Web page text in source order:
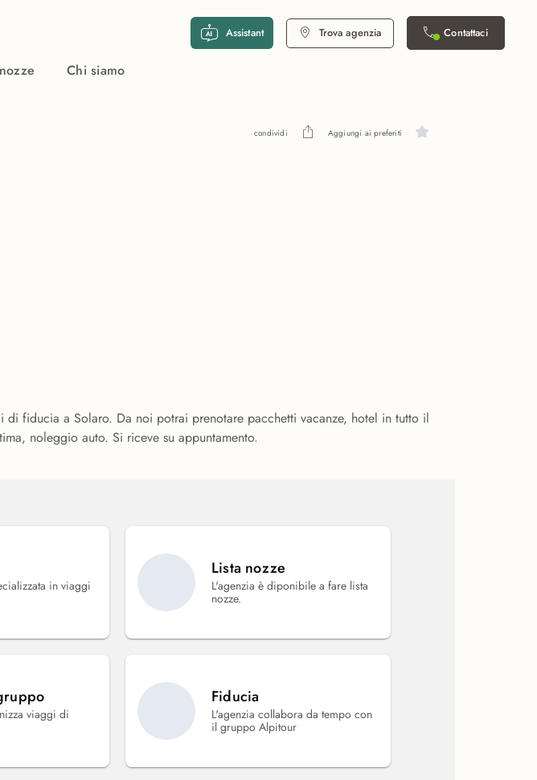
Assistant Trova agenzia Contattaci
Chi siamo
condividi Aggiungi ai preferiti
fiducia a Solaro. Da noi potrai prenotare pacchetti vacanze, hotel in tutto il
noleggio auto. Si riceve su appuntamento.
in viaggi
Lista nozze
L'agenzia è diponibile a fare lista
nozze.
viaggi di
Fiducia
L'agenzia collabora da tempo con
il gruppo Alpitour